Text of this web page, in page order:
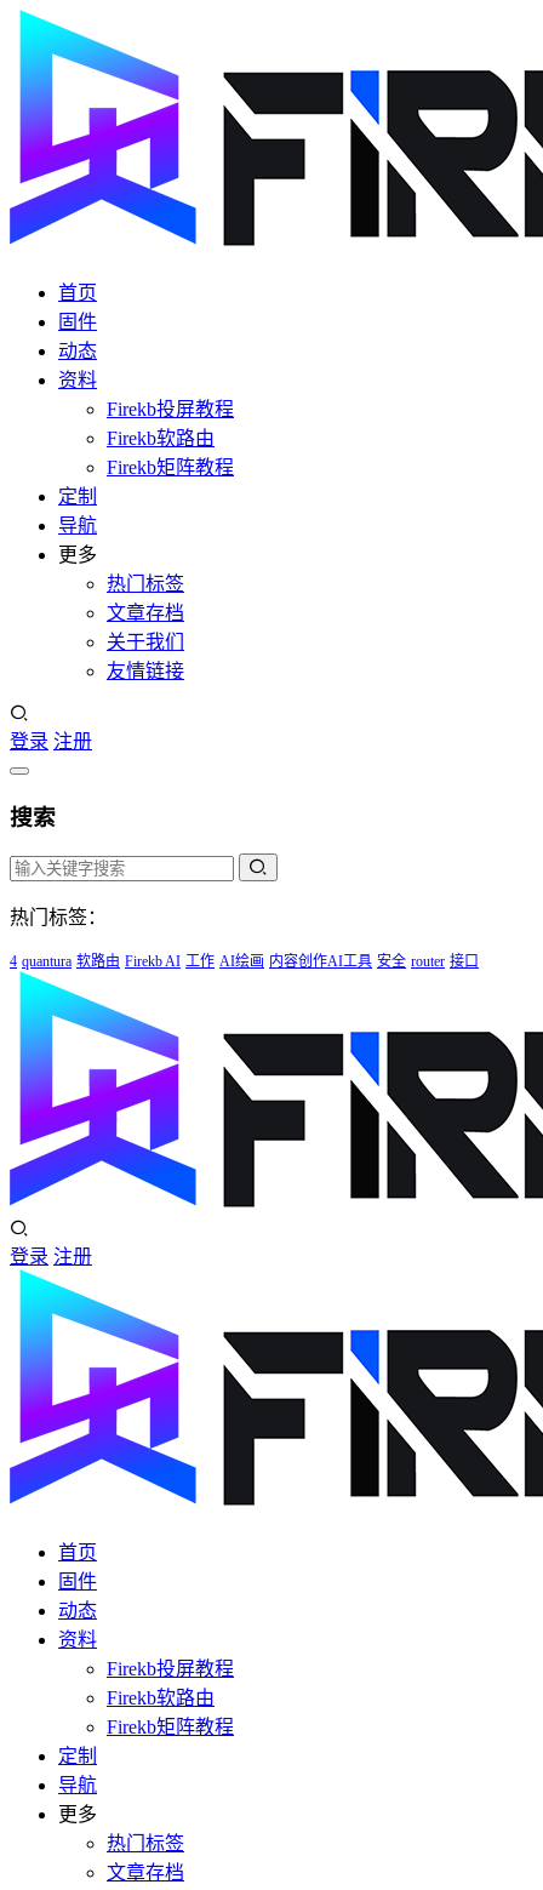
首页
固件
动态
资料
Firekb投屏教程
Firekb软路由
Firekb矩阵教程
定制
导航
更多
热门标签
文章存档
关于我们
友情链接
登录 注册
搜索
热门标签：
4 quantura 软路由 Firekb AI 工作 AI绘画 内容创作AI工具 安全 router 接口
登录 注册
首页
固件
动态
资料
Firekb投屏教程
Firekb软路由
Firekb矩阵教程
定制
导航
更多
热门标签
文章存档